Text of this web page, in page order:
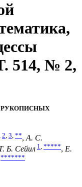
514, № 2,
РУКОПИСНЫХ
2 3 **, А. С.
Б. Сейил 1, *****, Е.
*******